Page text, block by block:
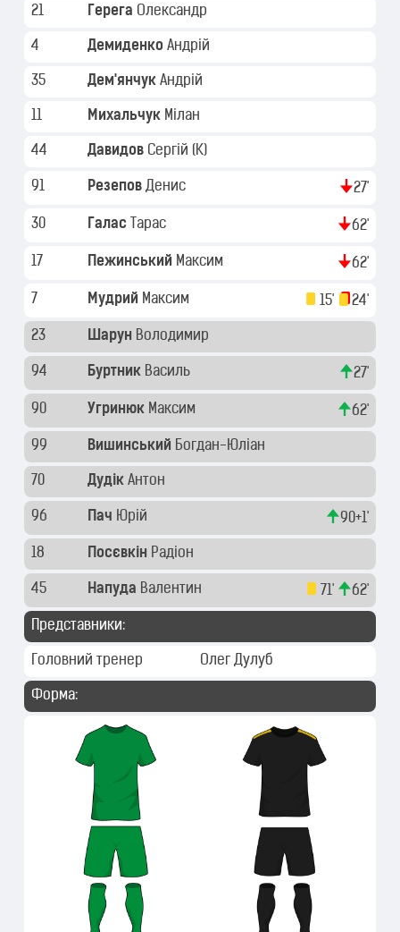
21 Герега Олександр
4 Демиденко Андрій
35 Дем'янчук Андрій
11 Михальчук Мілан
44 Давидов Сергій (K)
91 Резепов Денис 27'
30 Галас Тарас 62'
17 Пежинський Максим 62'
7 Мудрий Максим 15' 24'
23 Шарун Володимир
94 Буртник Василь 27'
90 Угринюк Максим 62'
99 Вишинський Богдан-Юліан
70 Дудік Антон
96 Пач Юрій 90+1'
18 Посєвкін Радіон
45 Напуда Валентин 71' 62'
Представники:
Головний тренер Олег Дулуб
Форма: